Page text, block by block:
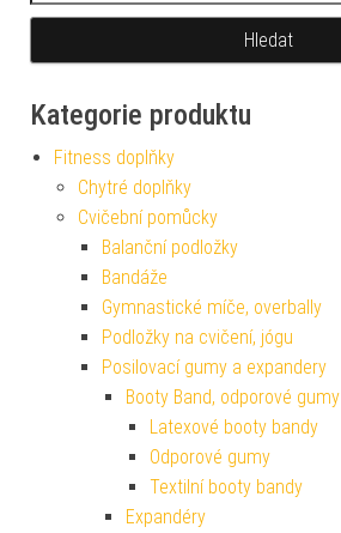
Kategorie produktu
Fitness doplňky
Chytré doplňky
Cvičební pomůcky
Balanční podložky
Bandáže
Gymnastické míče, overbally
Podložky na cvičení, jógu
Posilovací gumy a expandery
Booty Band, odporové gumy
Latexové booty bandy
Odporové gumy
Textilní booty bandy
Expandéry